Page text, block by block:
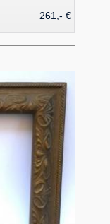
261,- €